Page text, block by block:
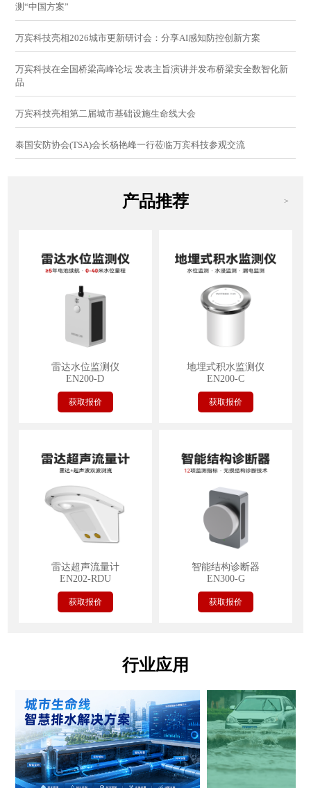
测“中国方案”
万宾科技亮相2026城市更新研讨会：分享AI感知防控创新方案
万宾科技在全国桥梁高峰论坛 发表主旨演讲并发布桥梁安全数智化新
品
万宾科技亮相第二届城市基础设施生命线大会
泰国安防协会(TSA)会长杨艳峰一行莅临万宾科技参观交流
产品推荐 >
雷达水位监测仪
EN200-D
获取报价
地埋式积水监测仪
EN200-C
获取报价
雷达超声流量计
EN202-RDU
获取报价
智能结构诊断器
EN300-G
获取报价
行业应用